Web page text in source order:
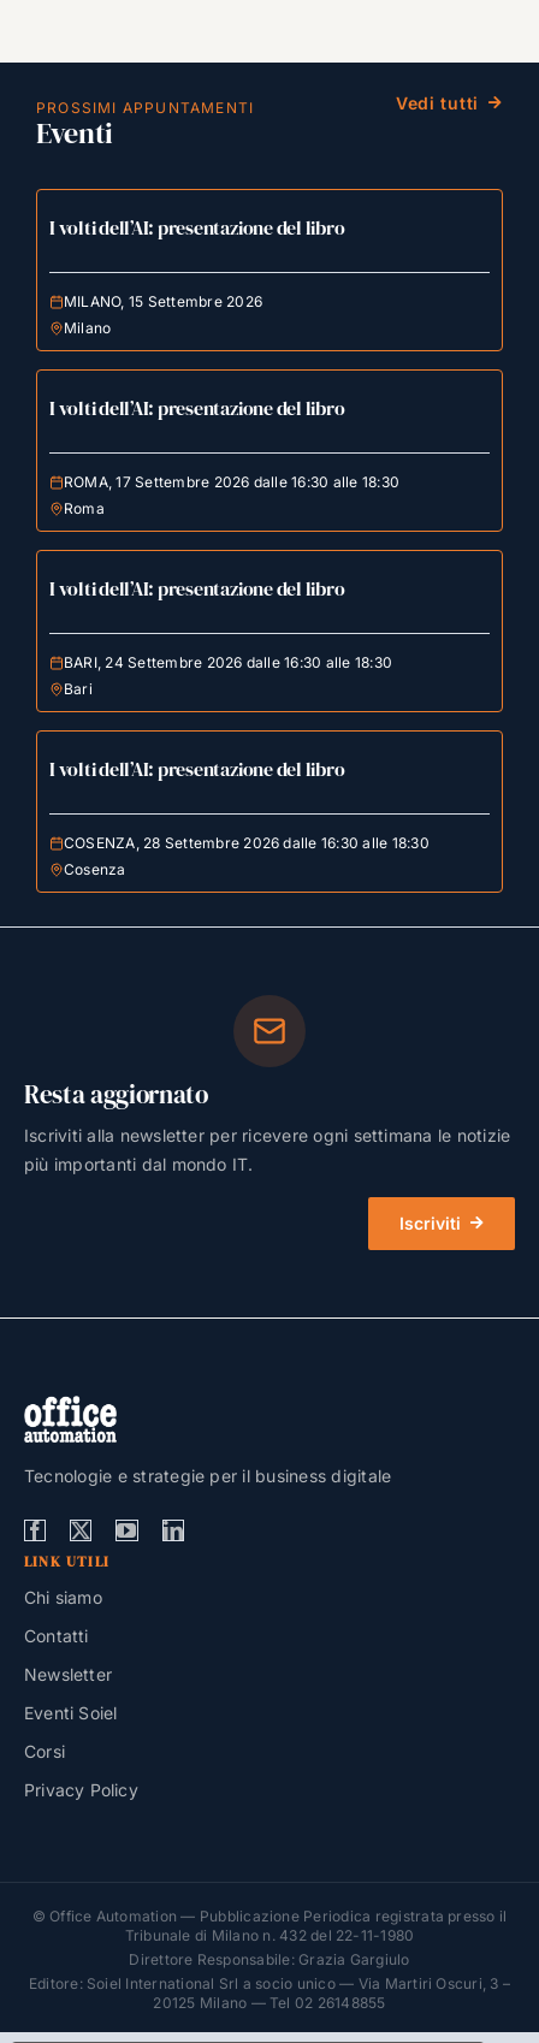
PROSSIMI APPUNTAMENTI
Eventi
Vedi tutti
I volti dell’AI: presentazione del libro
MILANO, 15 Settembre 2026
Milano
I volti dell’AI: presentazione del libro
ROMA, 17 Settembre 2026 dalle 16:30 alle 18:30
Roma
I volti dell’AI: presentazione del libro
BARI, 24 Settembre 2026 dalle 16:30 alle 18:30
Bari
I volti dell’AI: presentazione del libro
COSENZA, 28 Settembre 2026 dalle 16:30 alle 18:30
Cosenza
Resta aggiornato
Iscriviti alla newsletter per ricevere ogni settimana le notizie
più importanti dal mondo IT.
Iscriviti
Tecnologie e strategie per il business digitale
LINK UTILI
Chi siamo
Contatti
Newsletter
Eventi Soiel
Corsi
Privacy Policy
© Office Automation — Pubblicazione Periodica registrata presso il
Tribunale di Milano n. 432 del 22-11-1980
Direttore Responsabile: Grazia Gargiulo
Editore: Soiel International Srl a socio unico — Via Martiri Oscuri, 3 –
20125 Milano — Tel 02 26148855